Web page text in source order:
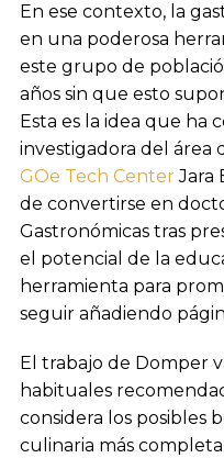
En ese contexto, la
en una poderosa
este grupo de
años sin que esto
Esta es la idea que ha
investigadora del área
GOe Tech CenterJara
de convertirse en
Gastronómicas tras
el potencial de la
herramienta para
seguir añadiendo
El trabajo de Domper
habituales
considera los posibles
culinaria más